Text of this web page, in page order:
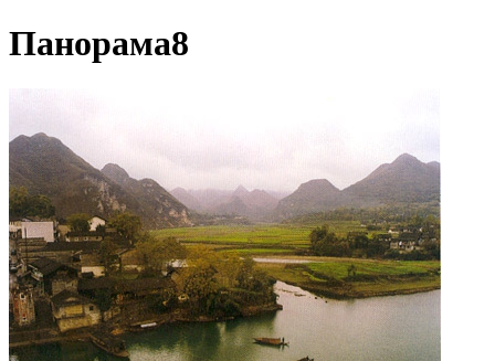
Панорама8